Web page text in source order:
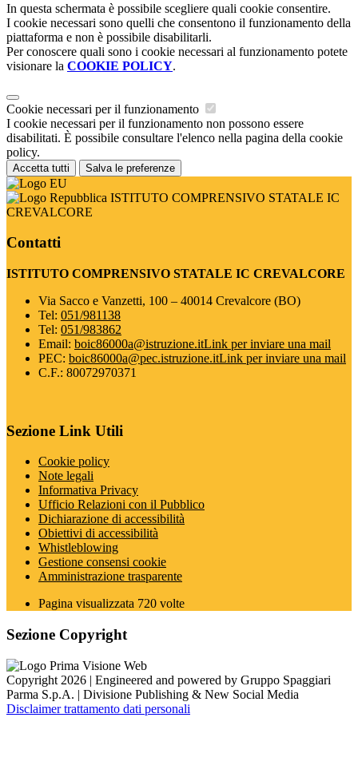
In questa schermata è possibile scegliere quali cookie consentire.
I cookie necessari sono quelli che consentono il funzionamento della
piattaforma e non è possibile disabilitarli.
Per conoscere quali sono i cookie necessari al funzionamento potete
visionare la COOKIE POLICY.
Cookie necessari per il funzionamento
I cookie necessari per il funzionamento non possono essere
disabilitati. È possibile consultare l'elenco nella pagina della cookie
policy.
Accetta tutti Salva le preferenze
ISTITUTO COMPRENSIVO STATALE IC
CREVALCORE
Contatti
ISTITUTO COMPRENSIVO STATALE IC CREVALCORE
Via Sacco e Vanzetti, 100 – 40014 Crevalcore (BO)
Tel: 051/981138
Tel: 051/983862
Email: boic86000a@istruzione.itLink per inviare una mail
PEC: boic86000a@pec.istruzione.itLink per inviare una mail
C.F.: 80072970371
Sezione Link Utili
Cookie policy
Note legali
Informativa Privacy
Ufficio Relazioni con il Pubblico
Dichiarazione di accessibilità
Obiettivi di accessibilità
Whistleblowing
Gestione consensi cookie
Amministrazione trasparente
Pagina visualizzata 720 volte
Sezione Copyright
Copyright 2026 | Engineered and powered by Gruppo Spaggiari
Parma S.p.A. | Divisione Publishing & New Social Media
Disclaimer trattamento dati personali